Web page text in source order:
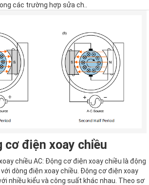
các trường hợp sửa ch..
cơ điện xoay chiều
chiều AC: Động cơ điện xoay chiều là động
dòng điện xoay chiều. Động cơ điện xoay
nhiều kiểu và công suất khác nhau. Theo sơ